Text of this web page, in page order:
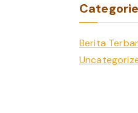
Berita